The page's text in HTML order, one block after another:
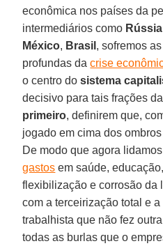
econômica nos países da
intermediários como Rússia
México, Brasil , sofremos
profundas dacrise
o centro dosistema
decisivo para tais frações
primeiro, definirem que,
jogado em cima dos
De modo que agora
gastos em saúde,
flexibilização e corrosão da
com a terceirização total e
trabalhista que não fez
todas as burlas que o